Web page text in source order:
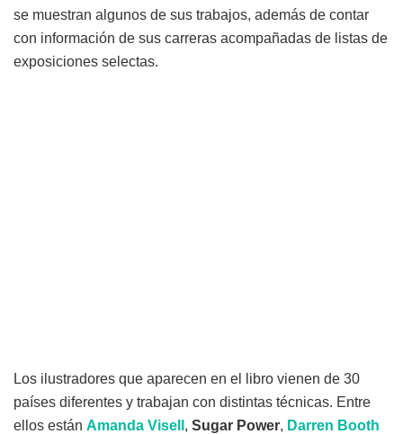
se muestran algunos de sus trabajos, además de contar
con información de sus carreras acompañadas de listas de
exposiciones selectas.
Los ilustradores que aparecen en el libro vienen de 30
países diferentes y trabajan con distintas técnicas. Entre
ellos están Amanda Visell , Sugar Power, Darren Booth